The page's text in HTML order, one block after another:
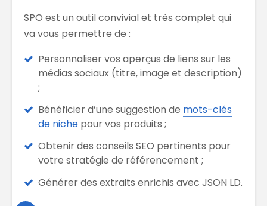
SPO est un outil convivial et très complet qui
va vous permettre de :
Personnaliser vos aperçus de liens sur les
médias sociaux (titre, image et description)
;
Bénéficier d’une suggestion de mots-clés
de niche pour vos produits ;
Obtenir des conseils SEO pertinents pour
votre stratégie de référencement ;
Générer des extraits enrichis avec JSON LD.